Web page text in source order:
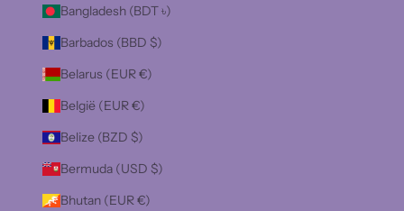
Bangladesh (BDT ৳)
Barbados (BBD $)
Belarus (EUR €)
België (EUR €)
Belize (BZD $)
Bermuda (USD $)
Bhutan (EUR €)